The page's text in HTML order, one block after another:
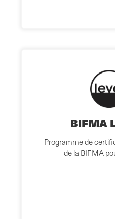
BIFMA
Programme de
de la BIFMA